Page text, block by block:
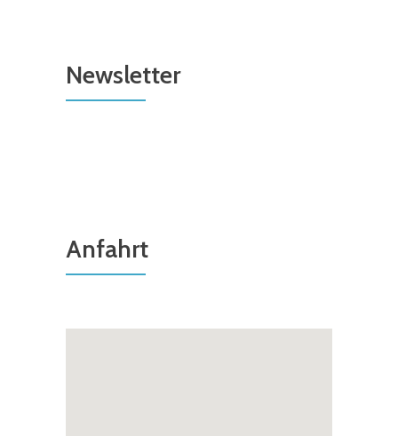
Newsletter
Anfahrt